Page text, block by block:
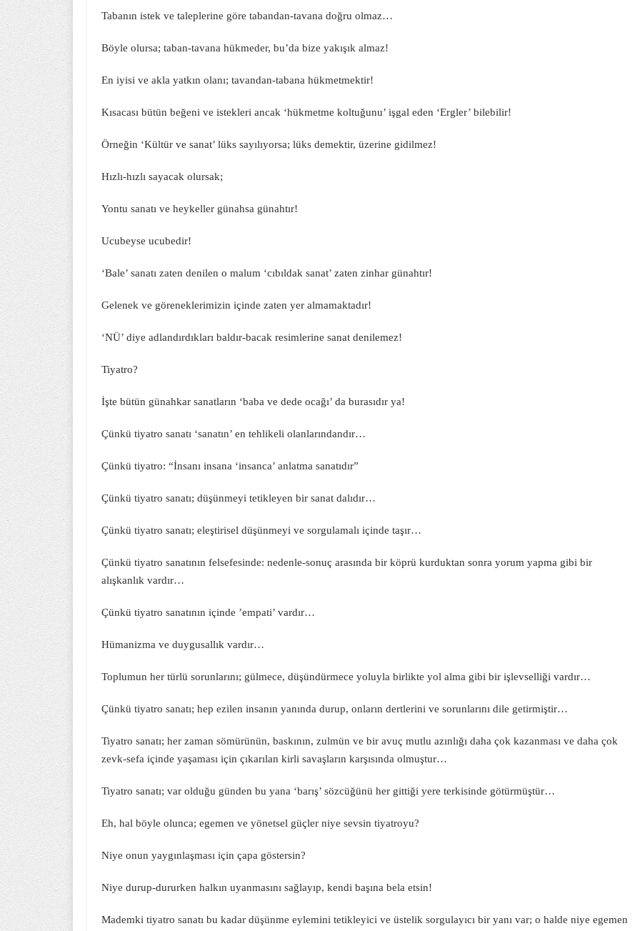
Tabanın istek ve taleplerine göre tabandan-tavana doğru olmaz…
Böyle olursa; taban-tavana hükmeder, bu’da bize yakışık almaz!
En iyisi ve akla yatkın olanı; tavandan-tabana hükmetmektir!
Kısacası bütün beğeni ve istekleri ancak ‘hükmetme koltuğunu’ işgal eden ‘Ergler’ bilebilir!
Örneğin ‘Kültür ve sanat’ lüks sayılıyorsa; lüks demektir, üzerine gidilmez!
Hızlı-hızlı sayacak olursak;
Yontu sanatı ve heykeller günahsa günahtır!
Ucubeyse ucubedir!
‘Bale’ sanatı zaten denilen o malum ‘cıbıldak sanat’ zaten zinhar günahtır!
Gelenek ve göreneklerimizin içinde zaten yer almamaktadır!
‘NÜ’ diye adlandırdıkları baldır-bacak resimlerine sanat denilemez!
Tiyatro?
İşte bütün günahkar sanatların ‘baba ve dede ocağı’ da burasıdır ya!
Çünkü tiyatro sanatı ‘sanatın’ en tehlikeli olanlarındandır…
Çünkü tiyatro: “İnsanı insana ‘insanca’ anlatma sanatıdır”
Çünkü tiyatro sanatı; düşünmeyi tetikleyen bir sanat dalıdır…
Çünkü tiyatro sanatı; eleştirisel düşünmeyi ve sorgulamalı içinde taşır…
Çünkü tiyatro sanatının felsefesinde: nedenle-sonuç arasında bir köprü kurduktan sonra yorum yapma gibi bir
alışkanlık vardır…
Çünkü tiyatro sanatının içinde ’empati’ vardır…
Hümanizma ve duygusallık vardır…
Toplumun her türlü sorunlarını; gülmece, düşündürmece yoluyla birlikte yol alma gibi bir işlevselliği vardır…
Çünkü tiyatro sanatı; hep ezilen insanın yanında durup, onların dertlerini ve sorunlarını dile getirmiştir…
Tiyatro sanatı; her zaman sömürünün, baskının, zulmün ve bir avuç mutlu azınlığı daha çok kazanması ve daha çok
zevk-sefa içinde yaşaması için çıkarılan kirli savaşların karşısında olmuştur…
Tiyatro sanatı; var olduğu günden bu yana ‘barış’ sözcüğünü her gittiği yere terkisinde götürmüştür…
Eh, hal böyle olunca; egemen ve yönetsel güçler niye sevsin tiyatroyu?
Niye onun yaygınlaşması için çapa göstersin?
Niye durup-dururken halkın uyanmasını sağlayıp, kendi başına bela etsin!
Mademki tiyatro sanatı bu kadar düşünme eylemini tetikleyici ve üstelik sorgulayıcı bir yanı var; o halde niye egemen